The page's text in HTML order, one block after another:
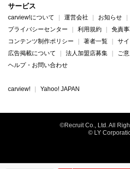
サービス
carview!について 運営会社 お知らせ
プライバシーセンター
利用規約
免責
コンテンツ制作ポリシー
著者一覧
サ
広告掲載について
法人加盟店募集
ご
ヘルプ・お問い合わせ
carview! Yahoo! JAPAN
©Recruit Co., Ltd. All
© LY